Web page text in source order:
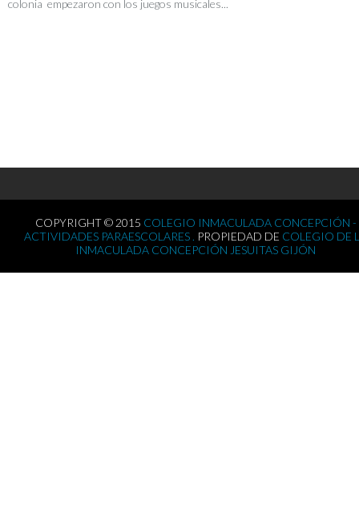
colonia empezaron con los juegos musicales...
COPYRIGHT © 2015 COLEGIO INMACULADA CONCEPCIÓN -
ACTIVIDADES PARAESCOLARES . PROPIEDAD DE COLEGIO DE
INMACULADA CONCEPCIÓN JESUITAS GIJÓN